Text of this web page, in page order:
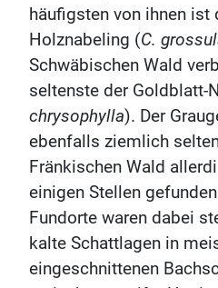
häufigsten von ihnen ist
Holznabeling (C.
Schwäbischen Wald
seltenste der Goldblatt-
chrysophylla). Der
ebenfalls ziemlich
Fränkischen Wald
einigen Stellen
Fundorte waren dabei
kalte Schattlagen in
eingeschnittenen